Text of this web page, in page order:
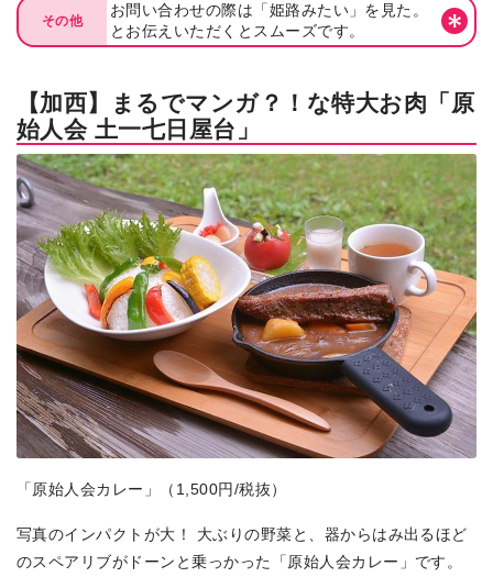
その他
お問い合わせの際は「姫路みたい」を見た。
とお伝えいただくとスムーズです。
【加西】まるでマンガ？！な特大お肉「原
始人会 土一七日屋台」
「原始人会カレー」（1,500円/税抜）
写真のインパクトが大！ 大ぶりの野菜と、器からはみ出るほど
のスペアリブがドーンと乗っかった「原始人会カレー」です。